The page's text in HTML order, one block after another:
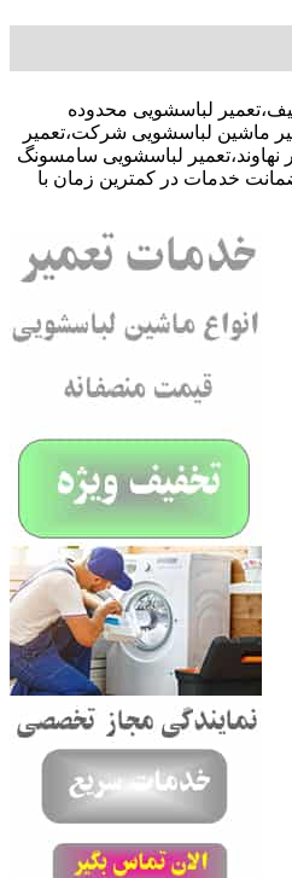
صد تخفیف،تعمیر لباسشویی محدوده
ماشین لباسشویی شرکت،تعمیر
نهاوند،تعمیر لباسشویی سامسونگ
خدمات در کمترین زمان با